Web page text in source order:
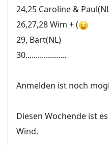
24,25 Caroline &
26,27,28 Wim + (
29, Bart(NL)
30....................
Anmelden ist noch
Diesen Wochende ist
Wind.